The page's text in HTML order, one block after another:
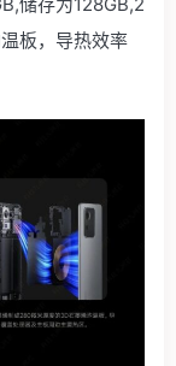
板，导热效率